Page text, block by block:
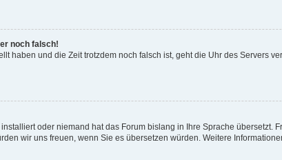
noch falsch!
haben und die Zeit trotzdem noch falsch ist, geht die Uhr des Servers
oder niemand hat das Forum bislang in Ihre Sprache übersetzt.
wir uns freuen, wenn Sie es übersetzen würden. Weitere